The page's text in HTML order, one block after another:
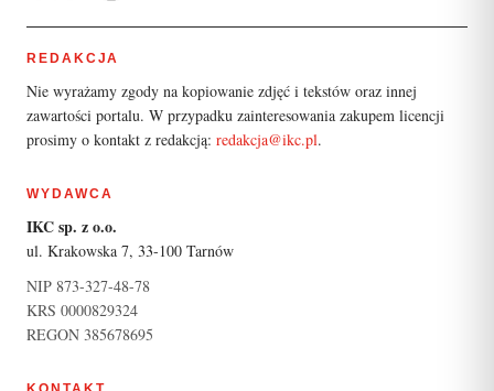
REDAKCJA
Nie wyrażamy zgody na kopiowanie zdjęć i tekstów oraz innej
zawartości portalu. W przypadku zainteresowania zakupem licencji
prosimy o kontakt z redakcją: redakcja@ikc.pl.
WYDAWCA
IKC sp. z o.o.
ul. Krakowska 7, 33-100 Tarnów
NIP 873-327-48-78
KRS 0000829324
REGON 385678695